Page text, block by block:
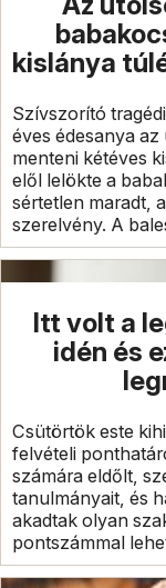
kislánya
Szívszorító
éves édesanya
menteni kétéves
elől lelökte a
sértetlen maradt,
szerelvény. A
Itt volt a
idén és
Csütörtök este
felvételi
számára eldőlt,
tanulmányait, és
akadtak olyan
pontszámmal